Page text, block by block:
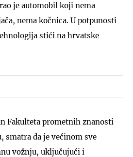
je automobil koji nema
nema kočnica. U potpunosti
stići na hrvatske
Fakulteta prometnih znanosti
smatra da je većinom sve
vožnju, uključujući i